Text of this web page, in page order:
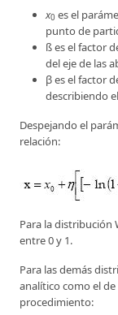
x0 es el
punto de
ß es el factor
del eje de las
β es el factor
describiendo
Despejando el
relación:
Para la distribución
entre 0 y 1.
Para las demás
analítico como el
procedimiento: